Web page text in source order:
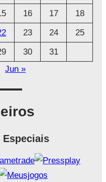
16 17
18
23 24
25
30
31
Jun »
Especiais